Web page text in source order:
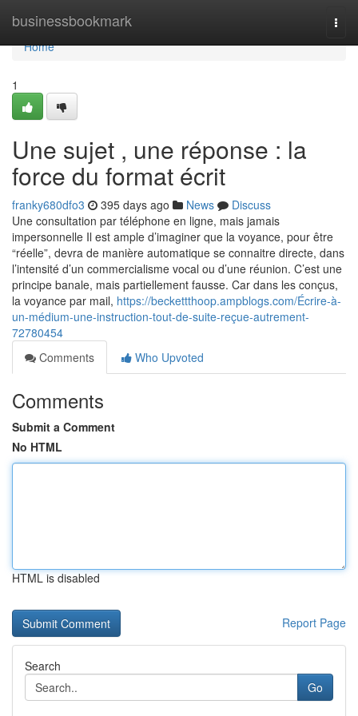
businessbookmark
Home
Home
1
Une sujet , une réponse : la
force du format écrit
franky680dfo3 395 days ago News
Discuss
Une consultation par téléphone en ligne, mais jamais
impersonnelle Il est ample d’imaginer que la voyance, pour être
“réelle”, devra de manière automatique se connaitre directe, dans
l’intensité d’un commercialisme vocal ou d’une réunion. C’est une
principe banale, mais partiellement fausse. Car dans les conçus,
la voyance par mail, https://beckettthoop.ampblogs.com/Écrire-à-
un-médium-une-instruction-tout-de-suite-reçue-autrement-
72780454
Comments
Who Upvoted
Comments
Submit a Comment
No HTML
HTML is disabled
Report Page
Search
Go